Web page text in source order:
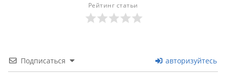
Рейтинг статьи
Подписаться авторизуйтесь